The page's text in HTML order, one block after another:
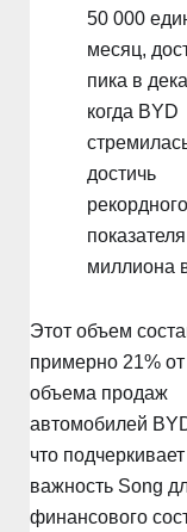
50 000
месяц,
пика в
когда BYD
достичь
рекордного
миллиона
Этот объем
примерно 21%
объема продаж
автомобилей
что подчеркивает
важность Song
финансового